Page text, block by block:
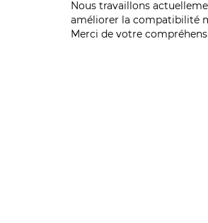
Nous travaillons
améliorer la compatibilité
Merci de votre